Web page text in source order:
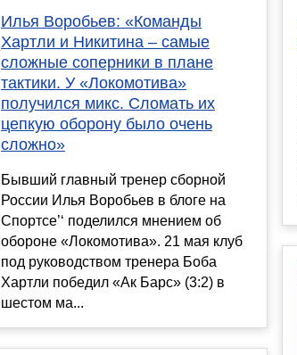
Илья Воробьев: «Команды
Хартли и Никитина – самые
сложные соперники в плане
тактики. У «Локомотива»
получился микс. Сломать их
цепкую оборону было очень
сложно»
Бывший главный тренер сборной
России Илья Воробьев в блоге на
Спортсе’‘ поделился мнением об
обороне «Локомотива». 21 мая клуб
под руководством тренера Боба
Хартли победил «Ак Барс» (3:2) в
шестом ма...